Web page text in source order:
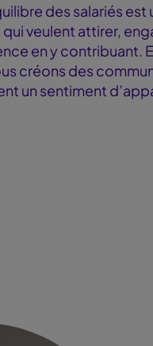
des salariés est
veulent attirer,
en y contribuant.
créons des
un sentiment